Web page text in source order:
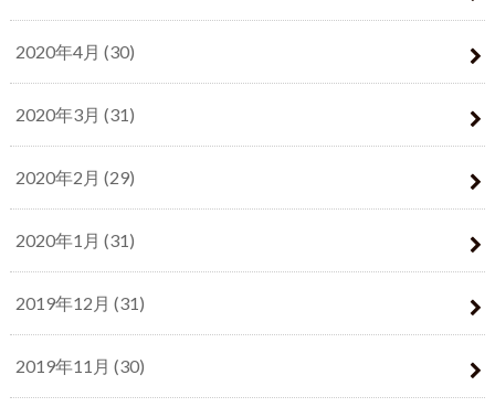
2020年4月 (30)
2020年3月 (31)
2020年2月 (29)
2020年1月 (31)
2019年12月 (31)
2019年11月 (30)